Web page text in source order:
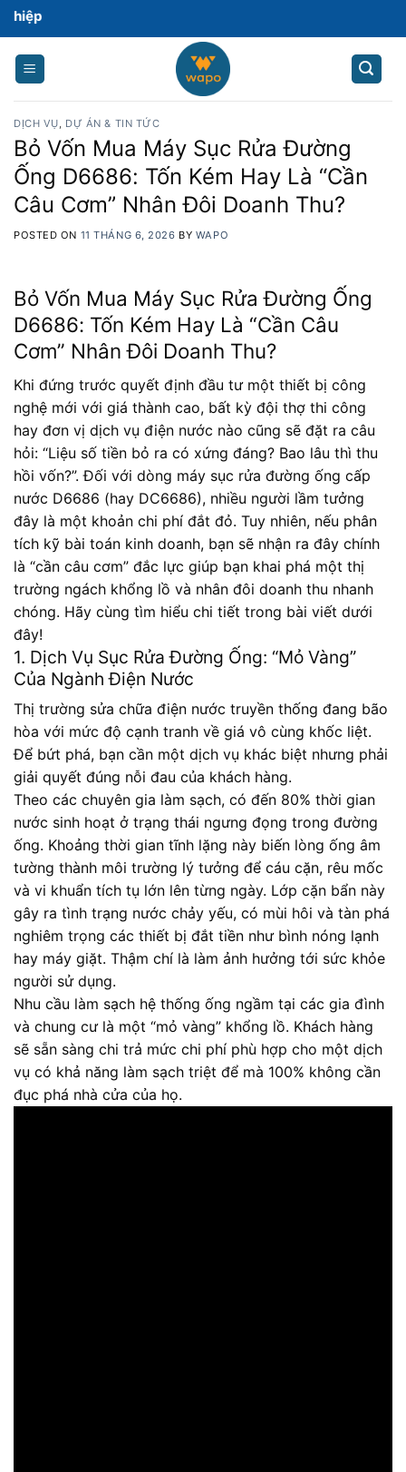
Skip
to
content
DỊCH VỤ, DỰ ÁN & TIN TỨC
Bỏ Vốn Mua Máy Sục Rửa Đường
Ống D6686: Tốn Kém Hay Là “Cần
Câu Cơm” Nhân Đôi Doanh Thu?
POSTED ON 11 THÁNG 6, 2026 BY WAPO
Bỏ Vốn Mua Máy Sục Rửa Đường Ống
D6686: Tốn Kém Hay Là “Cần Câu
Cơm” Nhân Đôi Doanh Thu?
Khi đứng trước quyết định đầu tư một thiết bị công
nghệ mới với giá thành cao, bất kỳ đội thợ thi công
hay đơn vị dịch vụ điện nước nào cũng sẽ đặt ra câu
hỏi: “Liệu số tiền bỏ ra có xứng đáng? Bao lâu thì thu
hồi vốn?”. Đối với dòng máy sục rửa đường ống cấp
nước D6686 (hay DC6686), nhiều người lầm tưởng
đây là một khoản chi phí đắt đỏ. Tuy nhiên, nếu phân
tích kỹ bài toán kinh doanh, bạn sẽ nhận ra đây chính
là “cần câu cơm” đắc lực giúp bạn khai phá một thị
trường ngách khổng lồ và nhân đôi doanh thu nhanh
chóng. Hãy cùng tìm hiểu chi tiết trong bài viết dưới
đây!
1. Dịch Vụ Sục Rửa Đường Ống: “Mỏ Vàng”
Của Ngành Điện Nước
Thị trường sửa chữa điện nước truyền thống đang bão
hòa với mức độ cạnh tranh về giá vô cùng khốc liệt.
Để bứt phá, bạn cần một dịch vụ khác biệt nhưng phải
giải quyết đúng nỗi đau của khách hàng.
Theo các chuyên gia làm sạch, có đến 80% thời gian
nước sinh hoạt ở trạng thái ngưng đọng trong đường
ống. Khoảng thời gian tĩnh lặng này biến lòng ống âm
tường thành môi trường lý tưởng để cáu cặn, rêu mốc
và vi khuẩn tích tụ lớn lên từng ngày. Lớp cặn bẩn này
gây ra tình trạng nước chảy yếu, có mùi hôi và tàn phá
nghiêm trọng các thiết bị đắt tiền như bình nóng lạnh
hay máy giặt. Thậm chí là làm ảnh hưởng tới sức khỏe
người sử dụng.
Nhu cầu làm sạch hệ thống ống ngầm tại các gia đình
và chung cư là một “mỏ vàng” khổng lồ. Khách hàng
sẽ sẵn sàng chi trả mức chi phí phù hợp cho một dịch
vụ có khả năng làm sạch triệt để mà 100% không cần
đục phá nhà cửa của họ.